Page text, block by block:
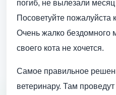
погиб, не вылезали месяц
Посоветуйте пожалуйста
Очень жалко бездомного
своего кота не хочется.
Самое правильное
ветеринару. Там